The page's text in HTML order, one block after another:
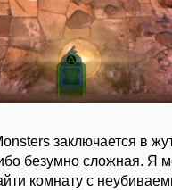
заключается в
безумно сложная. Я
комнату с